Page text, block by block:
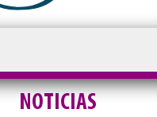
NOTICIAS